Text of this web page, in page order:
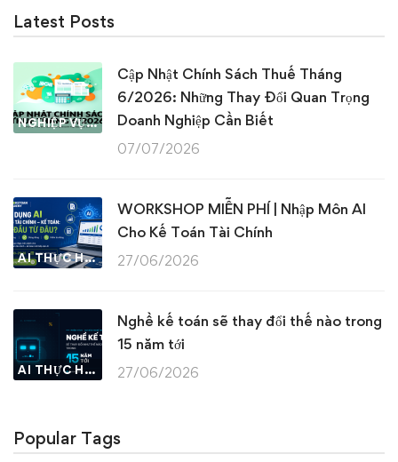
Latest Posts
NGHIỆP VỤ KẾ TOÁN & THUẾ
Cập Nhật Chính Sách Thuế Tháng
6/2026: Những Thay Đổi Quan Trọng
Doanh Nghiệp Cần Biết
07/07/2026
AI THỰC HÀNH
WORKSHOP MIỄN PHÍ | Nhập Môn AI
Cho Kế Toán Tài Chính
27/06/2026
AI THỰC HÀNH
Nghề kế toán sẽ thay đổi thế nào trong
15 năm tới
27/06/2026
Popular Tags